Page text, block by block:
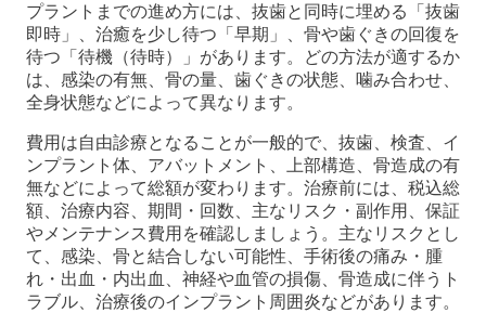
プラントまでの進め方には、抜歯と同時に埋める「抜歯
即時」、治癒を少し待つ「早期」、骨や歯ぐきの回復を
待つ「待機（待時）」があります。どの方法が適するか
は、感染の有無、骨の量、歯ぐきの状態、噛み合わせ、
全身状態などによって異なります。
費用は自由診療となることが一般的で、抜歯、検査、イ
ンプラント体、アバットメント、上部構造、骨造成の有
無などによって総額が変わります。治療前には、税込総
額、治療内容、期間・回数、主なリスク・副作用、保証
やメンテナンス費用を確認しましょう。主なリスクとし
て、感染、骨と結合しない可能性、手術後の痛み・腫
れ・出血・内出血、神経や血管の損傷、骨造成に伴うト
ラブル、治療後のインプラント周囲炎などがあります。